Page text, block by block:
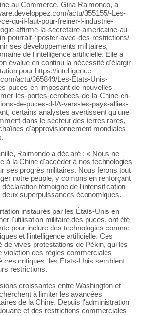
au Commerce, Gina Raimondo, a
actu/355155/-Les-
qu-il-faut-pour-freiner-l-industrie-
affirme-la-secretaire-americaine-au-
pourrait-riposter-avec-des-restrictions/
ses développements militaires,
de l'intelligence artificielle. Elle a
évalue en continu la nécessité d'élargir
pour https://intelligence-
actu/365849/Les-Etats-Unis-
puces-en-imposant-de-nouvelles-
les-portes-derobees-de-la-Chine-en-
de-puces-d-IA-vers-les-pays-allies-
certains analystes avertissent qu'une
dans le secteur des terres rares,
d'approvisionnement mondiales
Raimondo a déclaré : « Nous ne
à la Chine d'accéder à nos technologies
ses progrès militaires. Nous ferons tout
notre peuple, y compris en renforçant
témoigne de l'intensification
superpuissances économiques.
instaurés par les États-Unis en
l'utilisation militaire des puces, ont été
pour inclure des technologies comme
et l'intelligence artificielle. Ces
de vives protestations de Pékin, qui les
violation des règles commerciales
ces critiques, les États-Unis semblent
restrictions.
croissantes entre Washington et
à limiter les avancées
de la Chine. Depuis l'administration
et des restrictions commerciales